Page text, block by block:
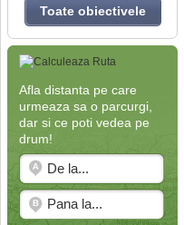
Toate obiectivele
Afla distanta pe care
urmeaza sa o parcurgi,
dar si ce poti vedea pe
drum!